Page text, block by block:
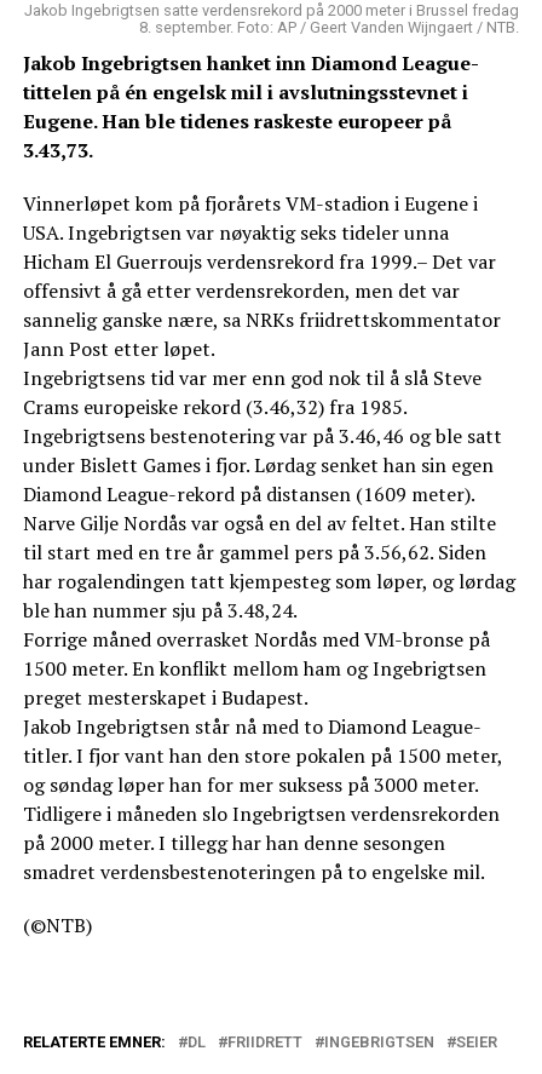
Jakob Ingebrigtsen satte verdensrekord på 2000 meter i Brussel fredag
8. september. Foto: AP / Geert Vanden Wijngaert / NTB.
Jakob Ingebrigtsen hanket inn Diamond League-
tittelen på én engelsk mil i avslutningsstevnet i
Eugene. Han ble tidenes raskeste europeer på
3.43,73.
Vinnerløpet kom på fjorårets VM-stadion i Eugene i
USA. Ingebrigtsen var nøyaktig seks tideler unna
Hicham El Guerroujs verdensrekord fra 1999.– Det var
offensivt å gå etter verdensrekorden, men det var
sannelig ganske nære, sa NRKs friidrettskommentator
Jann Post etter løpet.
Ingebrigtsens tid var mer enn god nok til å slå Steve
Crams europeiske rekord (3.46,32) fra 1985.
Ingebrigtsens bestenotering var på 3.46,46 og ble satt
under Bislett Games i fjor. Lørdag senket han sin egen
Diamond League-rekord på distansen (1609 meter).
Narve Gilje Nordås var også en del av feltet. Han stilte
til start med en tre år gammel pers på 3.56,62. Siden
har rogalendingen tatt kjempesteg som løper, og lørdag
ble han nummer sju på 3.48,24.
Forrige måned overrasket Nordås med VM-bronse på
1500 meter. En konflikt mellom ham og Ingebrigtsen
preget mesterskapet i Budapest.
Jakob Ingebrigtsen står nå med to Diamond League-
titler. I fjor vant han den store pokalen på 1500 meter,
og søndag løper han for mer suksess på 3000 meter.
Tidligere i måneden slo Ingebrigtsen verdensrekorden
på 2000 meter. I tillegg har han denne sesongen
smadret verdensbestenoteringen på to engelske mil.
(©NTB)
RELATERTE EMNER: DL FRIIDRETT INGEBRIGTSEN SEIER